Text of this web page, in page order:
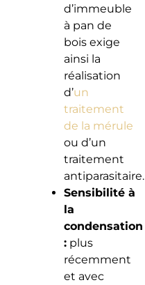
d’immeuble
à pan de
bois exige
ainsi la
réalisation
d’un
traitement
de la mérule
ou d’un
traitement
antiparasitaire.
Sensibilité à
la
condensation
:plus
récemment
et avec